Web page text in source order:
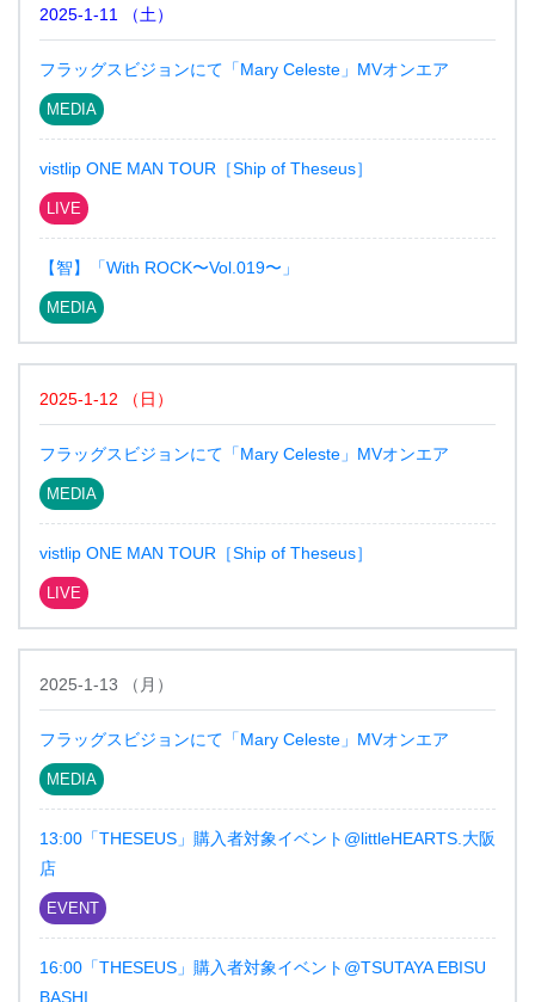
2025-1-11 （土）
フラッグスビジョンにて「Mary Celeste」MVオンエア
MEDIA
vistlip ONE MAN TOUR［Ship of Theseus］
LIVE
【智】「With ROCK〜Vol.019〜」
MEDIA
2025-1-12 （ 日 ）
フラッグスビジョンにて「Mary Celeste」MVオンエア
MEDIA
vistlip ONE MAN TOUR［Ship of Theseus］
LIVE
2025-1-13 （ 月 ）
フラッグスビジョンにて「Mary Celeste」MVオンエア
MEDIA
13:00「THESEUS」購入者対象イベント@littleHEARTS.大阪
店
EVENT
16:00「THESEUS」購入者対象イベント@TSUTAYA EBISU
BASHI